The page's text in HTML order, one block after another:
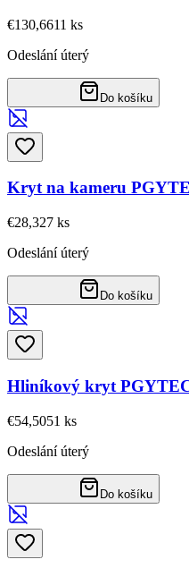
€130,6611 ks
Odeslání úterý
Do košíku
Kryt na kameru
€28,327 ks
Odeslání úterý
Do košíku
Hliníkový kryt
€54,5051 ks
Odeslání úterý
Do košíku